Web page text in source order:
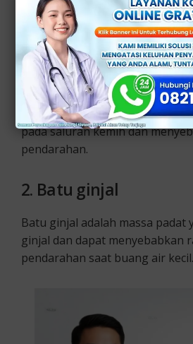
antara lain:
1.Infeksi saluran
Infeksi saluran kemih adalah
paling umum dari kencing
masalah tersebut dapat
pada saluran kemih dan
pendarahan.
2. Batu ginjal
Batu ginjal adalah massa padat
ginjal dan dapat menyebabkan
pendarahan saat buang air kecil.